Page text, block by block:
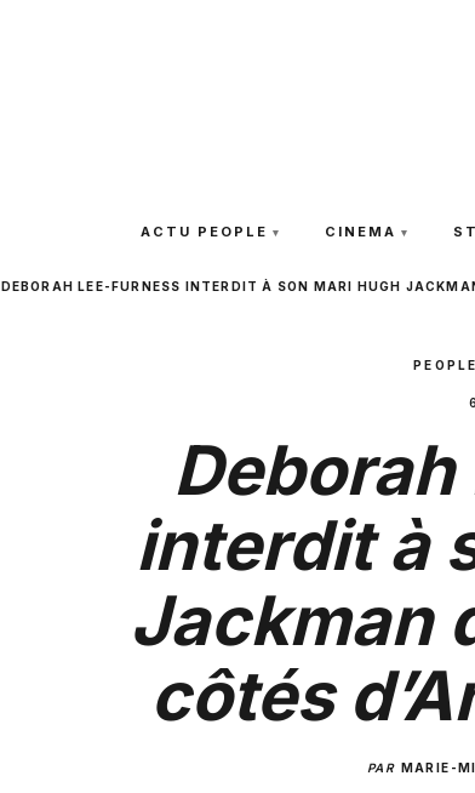
ACTU PEOPLE CINEMA
DEBORAH LEE-FURNESS INTERDIT À SON MARI HUGH
interdit à
Jackman
côtés
PAR MARIE-